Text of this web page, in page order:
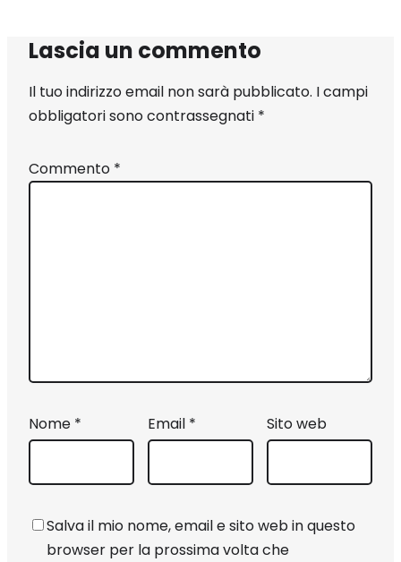
Lascia un commento
Il tuo indirizzo email non sarà pubblicato. I campi
obbligatori sono contrassegnati *
Commento *
Nome * Email * Sito web
Salva il mio nome, email e sito web in questo
browser per la prossima volta che